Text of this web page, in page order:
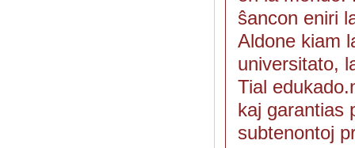
ŝancon eniri
Aldone kiam
universitato,
Tial
kaj garantias
subtenontoj